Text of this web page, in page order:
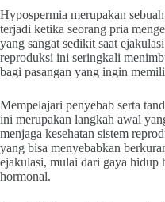
Hypospermia merupakan
terjadi ketika seorang pria
yang sangat sedikit saat
reproduksi ini seringkali
bagi pasangan yang ingin
Mempelajari penyebab serta
ini merupakan langkah awal
menjaga kesehatan sistem
yang bisa menyebabkan
ejakulasi, mulai dari gaya hidup
hormonal.